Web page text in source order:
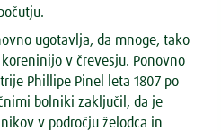
ugotavlja, da mnoge, tako
v črevesju. Ponovno
Phillipe Pinel leta 1807 po
bolniki zaključil, da je
v področju želodca in